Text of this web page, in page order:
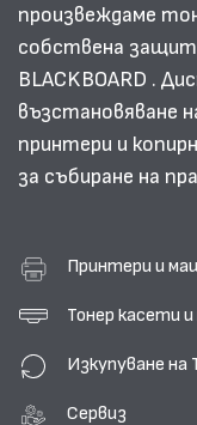
произвеждаме
собствена
BLACKBOARD .
възстановяване
принтери и
за събиране на
Принтери и
Тонер касети и
Изкупуване на
Сервиз